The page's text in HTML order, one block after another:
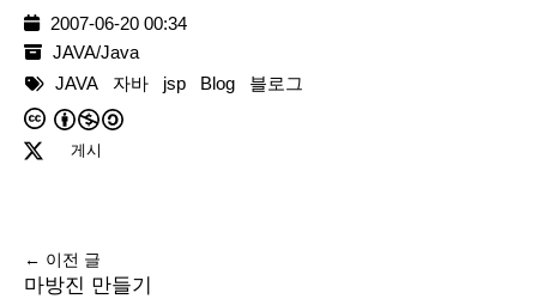
2007-06-20 00:34
JAVA/Java
JAVA
자바 jsp Blog 블로그
게시
← 이전 글
마방진 만들기